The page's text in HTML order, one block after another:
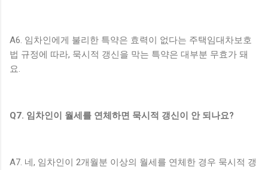
A6. 임차인에게 불리한 특약은 효력이 없다는 주택임대차보호
법 규정에 따라, 묵시적 갱신을 막는 특약은 대부분 무효가 돼
요.
Q7. 임차인이 월세를 연체하면 묵시적 갱신이 안 되나요?
A7. 네, 임차인이 2개월분 이상의 월세를 연체한 경우 묵시적 갱